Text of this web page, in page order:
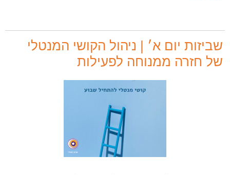
שביזות יום א׳ | ניהול הקושי המנטלי
של חזרה ממנוחה לפעילות